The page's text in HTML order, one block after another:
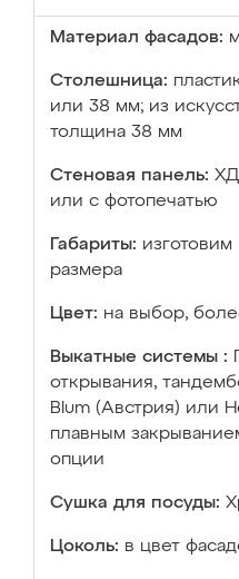
Материал фасадов:
Столешница:
или 38 мм; из
толщина 38 мм
Стеновая панель:
или с фотопечатью
Габариты:
размера
Цвет: на выбор,
Выкатные системы :
открывания,
Blum (Австрия) или
плавным
опции
Сушка для посуды:
Цоколь: в цвет